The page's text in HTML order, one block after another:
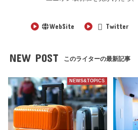
WebSite Twitter
NEW POST このライターの最新記事
NEWS&TOPICS